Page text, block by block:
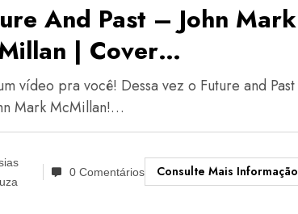
And Past – John Mark
| Cover
vídeo pra você! Dessa vez o Future and Past
Mark McMillan!…
0 Comentários Consulte Mais Informação